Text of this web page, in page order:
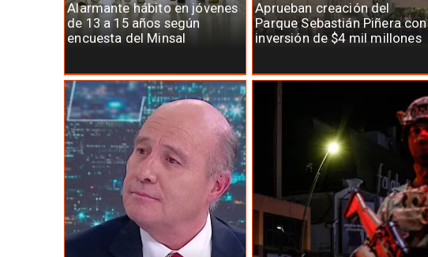
Alarmante hábito en jóvenes
de 13 a 15 años según
encuesta del Minsal
Aprueban creación del
Parque Sebastián Piñera con
inversión de $4 mil millones